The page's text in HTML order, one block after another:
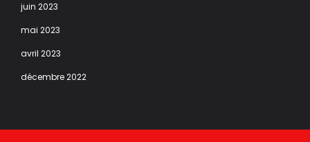
juin 2023
mai 2023
avril 2023
décembre 2022